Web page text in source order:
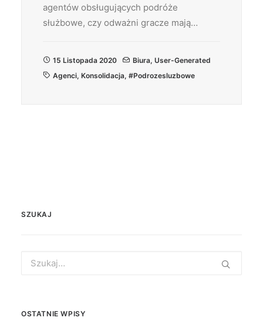
agentów obsługujących podróże
służbowe, czy odważni gracze mają…
15 Listopada 2020 Biura, User-Generated
Agenci, Konsolidacja, #podrozesluzbowe
SZUKAJ
for:
OSTATNIE WPISY